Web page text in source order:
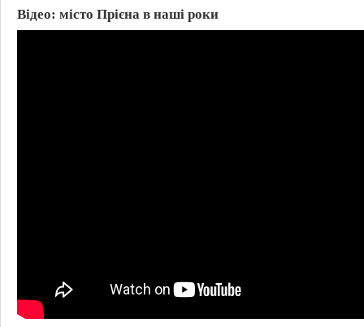
Відео: місто Прієна в наші роки